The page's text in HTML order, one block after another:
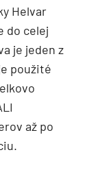
Helvar
do celej
je jeden z
použité
až po